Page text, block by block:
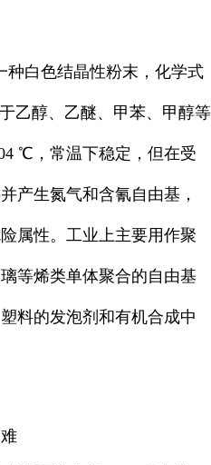
白色结晶性粉末，化学式
乙醇、乙醚、甲苯、甲醇等
℃，常温下稳定，但在受
产生氮气和含氰自由基，
属性。工业上主要用作聚
等烯类单体聚合的自由基
料的发泡剂和有机合成中